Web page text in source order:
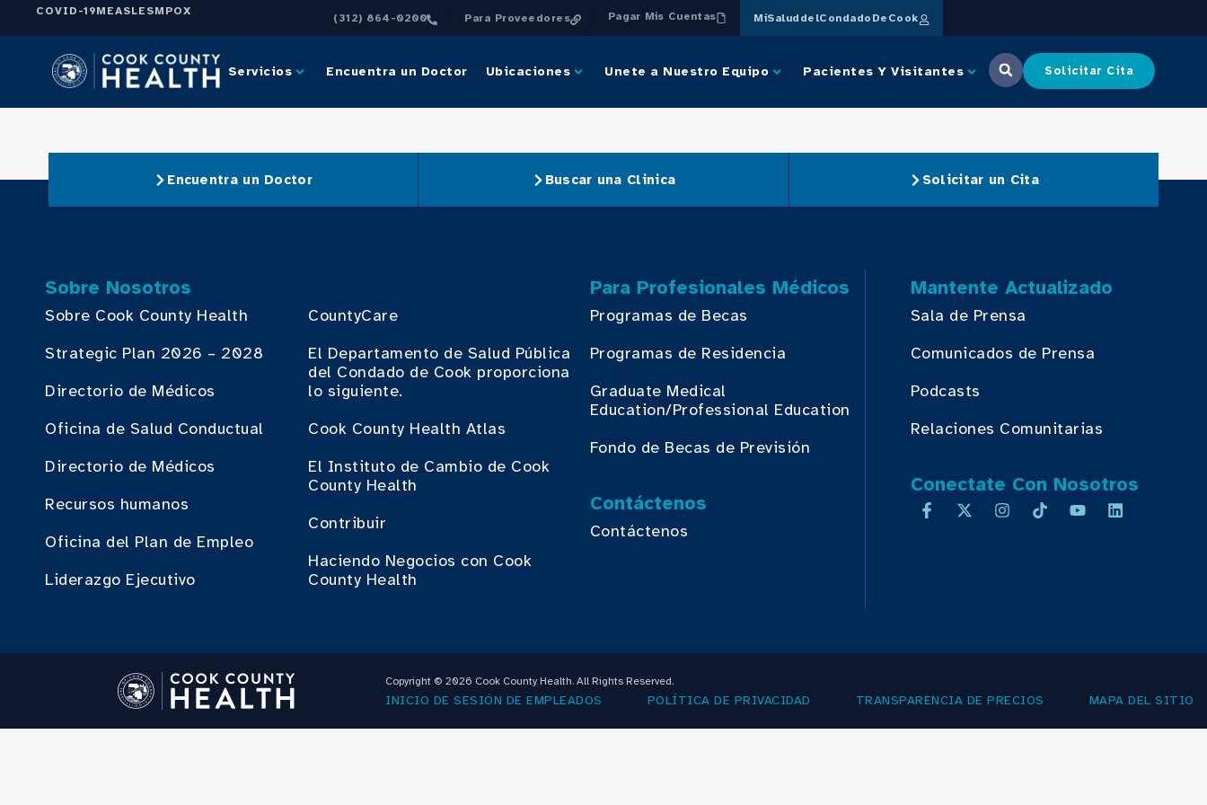
COVID-19MEASLESMPOX
(312) 864-0200 Para Proveedores Pagar Mis Cuentas MiSaluddelCondadoDeCook
Servicios Encuentra un Doctor Ubicaciones Unete a Nuestro Equipo Pacientes Y Visitantes Solicitar Cita
Encuentra un Doctor Buscar una Clinica Solicitar un Cita
Sobre Nosotros
Sobre Cook County Health
Strategic Plan 2026 – 2028
Directorio de Médicos
Oficina de Salud Conductual
Directorio de Médicos
Recursos humanos
Oficina del Plan de Empleo
Liderazgo Ejecutivo
CountyCare
El Departamento de Salud Pública
del Condado de Cook proporciona
lo siguiente.
Cook County Health Atlas
El Instituto de Cambio de Cook
County Health
Contribuir
Haciendo Negocios con Cook
County Health
Para Profesionales Médicos
Programas de Becas
Programas de Residencia
Graduate Medical
Education/Professional Education
Fondo de Becas de Previsión
Contáctenos
Contáctenos
Mantente Actualizado
Sala de Prensa
Comunicados de Prensa
Podcasts
Relaciones Comunitarias
Conectate Con Nosotros
Copyright © 2026 Cook County Health. All Rights Reserved.
INICIO DE SESIÓN DE EMPLEADOS POLÍTICA DE PRIVACIDAD TRANSPARENCIA DE PRECIOS MAPA DEL SITIO